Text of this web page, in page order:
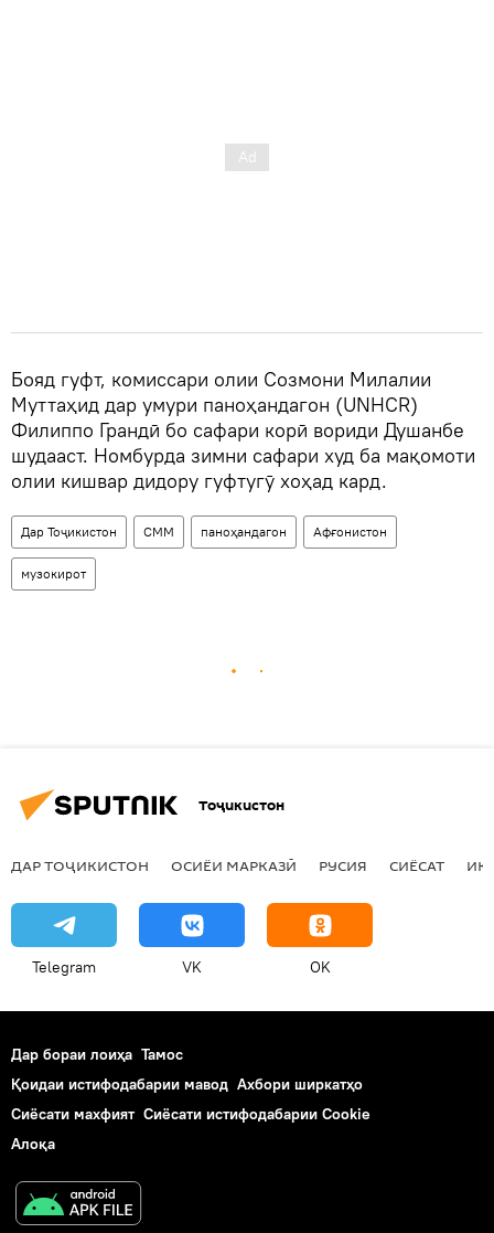
Бояд гуфт, комиссари олии Созмони Милалии
Муттаҳид дар умури паноҳандагон (UNHCR)
Филиппо Грандӣ бо сафари корӣ вориди Душанбе
шудааст. Номбурда зимни сафари худ ба мақомоти
олии кишвар дидору гуфтугӯ хоҳад кард.
Дар Тоҷикистон СММ паноҳандагон Афғонистон
музокирот
Тоҷикистон
ДАР ТОҶИКИСТОН ОСИЁИ МАРКАЗӢ РУСИЯ СИЁСАТ
Telegram VK OK
Дар бораи лоиҳа Тамос
Қоидаи истифодабарии мавод Ахбори ширкатҳо
Сиёсати махфият Сиёсати истифодабарии Cookie
Алоқа